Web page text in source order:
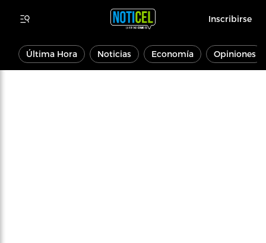
Inscribirse
Última Hora Noticias Economía Opiniones